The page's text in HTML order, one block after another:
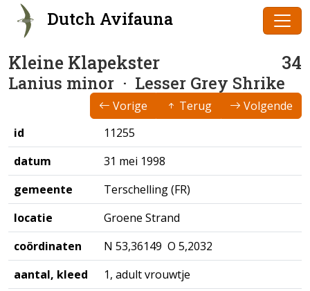
Dutch Avifauna
Kleine Klapekster 34
Lanius minor · Lesser Grey Shrike
Vorige Terug
Volgende
id
11255
datum
31 mei 1998
gemeente
Terschelling (FR)
locatie
Groene Strand
coördinaten
N 53,36149 O 5,2032
aantal, kleed
1, adult vrouwtje